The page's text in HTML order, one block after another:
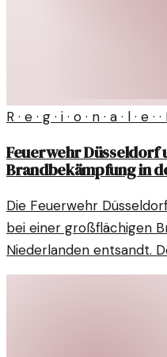
R · e · g · i · o · n · a · l · e ·
Feuerwehr Düsseldorf
Brandbekämpfung in
Die Feuerwehr
bei einer großflächigen
Niederlanden entsandt.
internationale